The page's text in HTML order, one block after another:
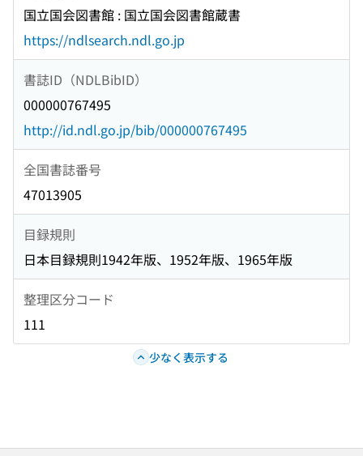
国立国会図書館 : 国立国会図書館蔵書
https://ndlsearch.ndl.go.jp
書誌ID（NDLBibID）
000000767495
http://id.ndl.go.jp/bib/000000767495
全国書誌番号
47013905
目録規則
日本目録規則1942年版、1952年版、1965年版
整理区分コード
111
少なく表示する